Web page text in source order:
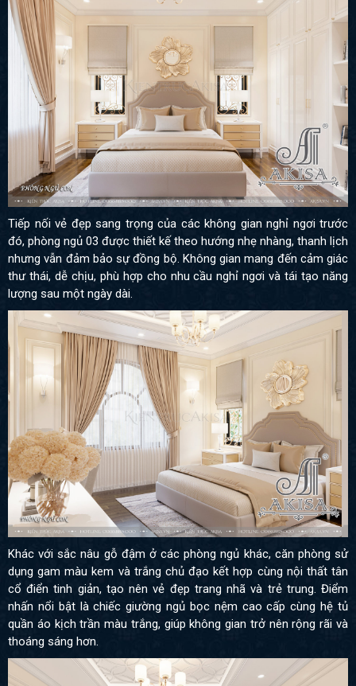
Tiếp nối vẻ đẹp sang trọng của các không gian nghỉ ngơi trước
đó, phòng ngủ 03 được thiết kế theo hướng nhẹ nhàng, thanh lịch
nhưng vẫn đảm bảo sự đồng bộ. Không gian mang đến cảm giác
thư thái, dễ chịu, phù hợp cho nhu cầu nghỉ ngơi và tái tạo năng
lượng sau một ngày dài.
Khác với sắc nâu gỗ đậm ở các phòng ngủ khác, căn phòng sử
dụng gam màu kem và trắng chủ đạo kết hợp cùng nội thất tân
cổ điển tinh giản, tạo nên vẻ đẹp trang nhã và trẻ trung. Điểm
nhấn nổi bật là chiếc giường ngủ bọc nệm cao cấp cùng hệ tủ
quần áo kịch trần màu trắng, giúp không gian trở nên rộng rãi và
thoáng sáng hơn.